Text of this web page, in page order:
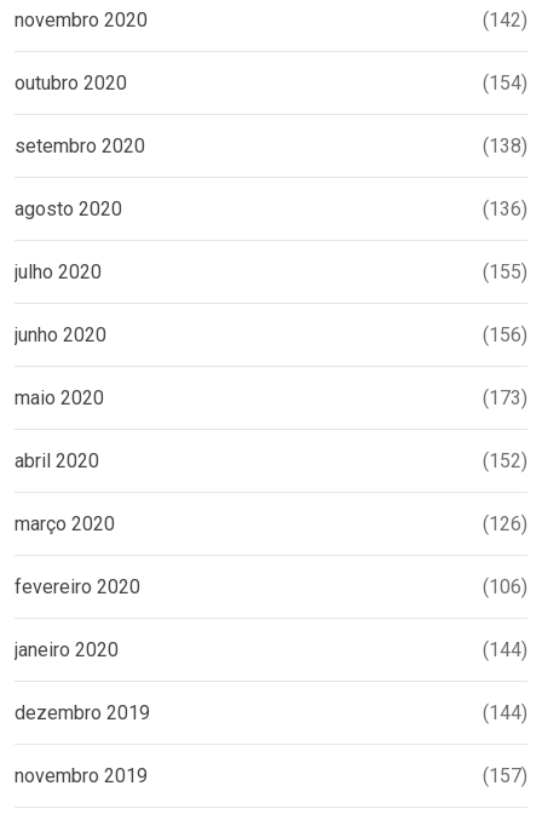
novembro 2020 (142)
outubro 2020 (154)
setembro 2020 (138)
agosto 2020 (136)
julho 2020 (155)
junho 2020 (156)
maio 2020 (173)
abril 2020 (152)
março 2020 (126)
fevereiro 2020 (106)
janeiro 2020 (144)
dezembro 2019 (144)
novembro 2019 (157)